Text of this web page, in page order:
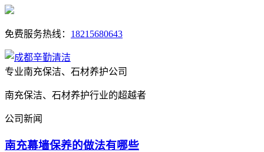
免费服务热线： 18215680643
专业南充保洁、石材养护公司
南充保洁、石材养护行业的超越者
公司新闻
南充幕墙保养的做法有哪些